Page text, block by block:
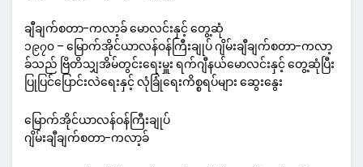
ချီချက်စတာ-ကလာ့ခ် မောလင်းနှင့် တွေ့ဆုံ
၁၉၇၀ – မြောက်အိုင်ယာလန်ဝန်ကြီးချုပ် ဂျိမ်းချီချက်စတာ-ကလာ့
ခ်သည် ဗြိတိသျှအိမ်တွင်းရေးမှူး ရက်ဂျီနယ်မောလင်းနှင့် တွေ့ဆုံပြီး
ပြုပြင်ပြောင်းလဲရေးနှင့် လုံခြုံရေးကိစ္စရပ်များ ဆွေးနွေး
မြောက်အိုင်ယာလန်ဝန်ကြီးချုပ်
ဂျိမ်းချီချက်စတာ-ကလာ့ခ်